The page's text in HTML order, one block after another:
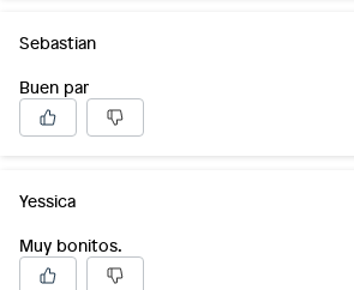
Sebastian
Buen par
Yessica
Muy bonitos.